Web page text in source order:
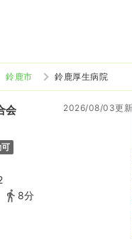
鈴鹿市 鈴鹿厚生病院
会 2026/08/03更新
8分